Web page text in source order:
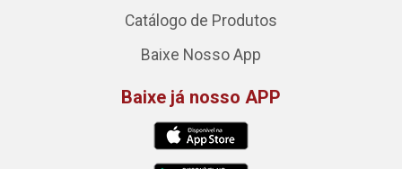
Catálogo de Produtos
Baixe Nosso App
Baixe já nosso APP